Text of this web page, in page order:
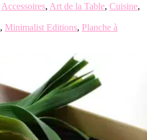
Accessoires, Art de la Table, Cuisine,
, Minimalist Editions, Planche à